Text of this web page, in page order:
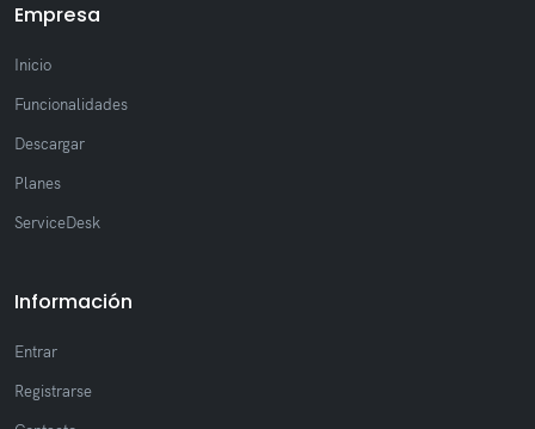
Empresa
Inicio
Funcionalidades
Descargar
Planes
ServiceDesk
Información
Entrar
Registrarse